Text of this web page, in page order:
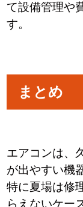
て設備管理や
す。
まとめ
エアコンは、
が出やすい機
特に夏場は修
らえないケー